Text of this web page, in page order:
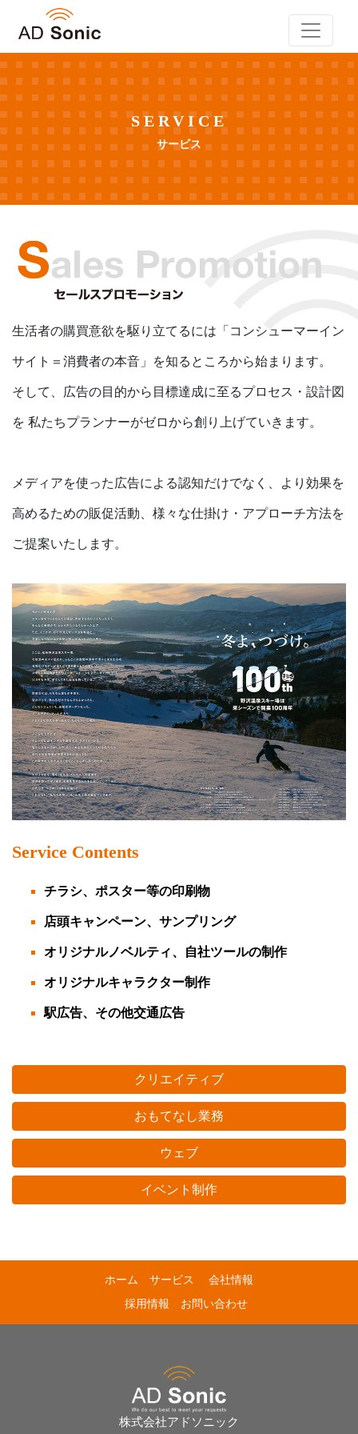
SERVICE
サービス
生活者の購買意欲を駆り立てるには 「コンシューマーイン
サイト＝消費者の本音」を知るところから始まります。
そして、広告の目的から目標達成に至るプロセス・設計図
を 私たちプランナーがゼロから創り上げていきます。
メディアを使った広告による認知だけでなく、 より効果を
高めるための販促活動、様々な仕掛け・アプローチ方法を
ご提案いたします。
Service Contents
チラシ、ポスター等の印刷物
店頭キャンペーン、サンプリング
オリジナルノベルティ、自社ツールの制作
オリジナルキャラクター制作
駅広告、その他交通広告
クリエイティブ
おもてなし業務
ウェブ
イベント制作
ホーム サービス
会社情報
採用情報
お問い合わせ
株式会社アドソニック